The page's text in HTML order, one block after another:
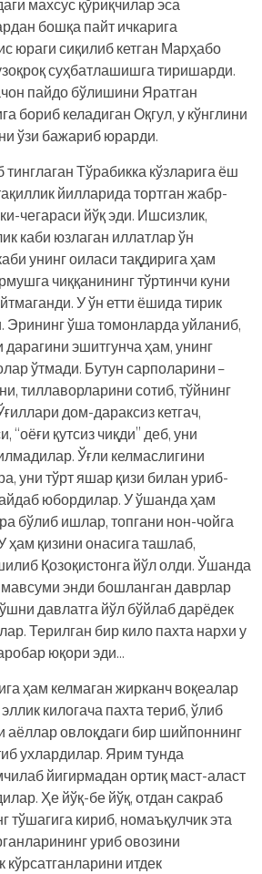
махсус қўриқчилар эса
бошқа пайт ичкарига
юраги сиқилиб кетган Марҳабо
суҳбатлашишга тиришарди.
пайдо бўлишини Яратган
бориб келадиган Оқгул, у кўнглини
ўзи бажариб юрарди.
Тўрабикка кўзларига ёш
йилларида тортган жабр-
чегараси йўқ эди. Ишсизлик,
каби юзлаган иллатлар ўн
унинг оиласи тақдирига ҳам
чиққанининг тўртинчи куни
У ўн етти ёшида тирик
Эрининг ўша томонларда уйланиб,
эшитгунча ҳам, унинг
ўтмади. Бутун сарполарини –
тиллаворларини сотиб, тўйнинг
дом-дараксиз кетгач,
“оёғи қутсиз чиқди” деб, уни
Ўғли келмаслигини
уни тўрт яшар қизи билан уриб-
юбордилар. У ўшанда ҳам
бўлиб ишлар, топгани нон-чойга
ҳам қизини онасига ташлаб,
Қозоқистонга йўл олди. Ўшанда
энди бошланган даврлар
давлатга йўл бўйлаб дарёдек
Терилган бир кило пахта нархи у
юқори эди…
ҳам келмаган жирканч воқеалар
килогача пахта териб, ўлиб
аёллар овлоқдаги бир шийпоннинг
ухлардилар. Ярим тунда
йигирмадан ортиқ маст-аласт
Ҳе йўқ-бе йўқ, отдан сакраб
тўшагига кириб, номаъқулчик эта
уриб овозини
итдек